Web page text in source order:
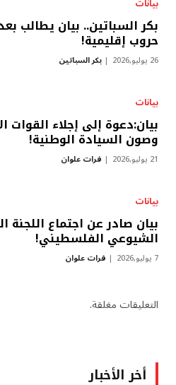
بيانات
بكر السباتين.. بيان يطالب
حروب إقليمية!
26 يوليو,2026 بكر السباتين
بيانات
بيان:دعوة إلى إجلاء القوات
وصون السيادة الوطنية!
21 يوليو,2026 فرات علوان
بيانات
بيان صادر عن اجتماع اللجنة
الشيوعي الفلسطيني!
7 يوليو,2026 فرات علوان
التعليقات مغلقة.
أخر الأخبار